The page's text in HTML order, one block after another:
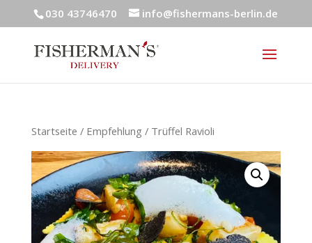
030 43746470 info@fishermans-berlin.de
Startseite / Empfehlung / Trüffel Ravioli